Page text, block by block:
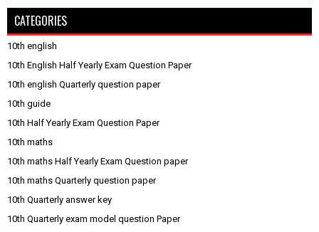
CATEGORIES
10th english
10th English Half Yearly Exam Question Paper
10th english Quarterly question paper
10th guide
10th Half Yearly Exam Question Paper
10th maths
10th maths Half Yearly Exam Question paper
10th maths Quarterly question paper
10th Quarterly answer key
10th Quarterly exam model question Paper